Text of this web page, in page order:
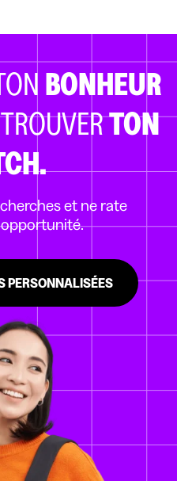
BONHEUR
TON
et ne rate
PERSONNALISÉES